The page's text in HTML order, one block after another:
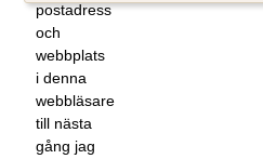
postadress
och
webbplats
i denna
webbläsare
till nästa
gång jag